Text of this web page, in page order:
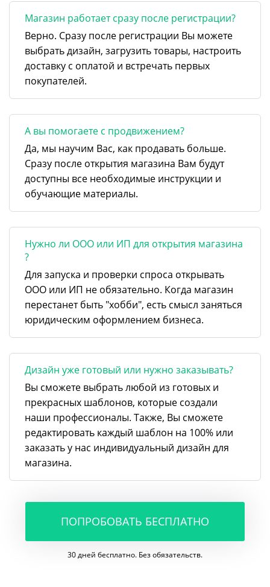
Магазин работает сразу после регистрации?
Верно. Сразу после регистрации Вы можете
выбрать дизайн, загрузить товары, настроить
доставку с оплатой и встречать первых
покупателей.
А вы помогаете с продвижением?
Да, мы научим Вас, как продавать больше.
Сразу после открытия магазина Вам будут
доступны все необходимые инструкции и
обучающие материалы.
Нужно ли ООО или ИП для открытия магазина
?
Для запуска и проверки спроса открывать
ООО или ИП не обязательно. Когда магазин
перестанет быть "хобби", есть смысл заняться
юридическим оформлением бизнеса.
Дизайн уже готовый или нужно заказывать?
Вы сможете выбрать любой из готовых и
прекрасных шаблонов, которые создали
наши профессионалы. Также, Вы сможете
редактировать каждый шаблон на 100% или
заказать у нас индивидуальный дизайн для
магазина.
ПОПРОБОВАТЬ БЕСПЛАТНО
30 дней бесплатно. Без обязательств.